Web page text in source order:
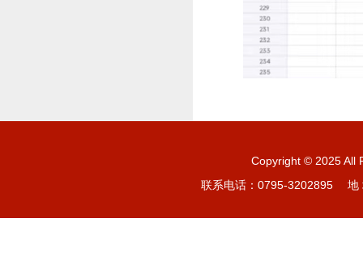
Copyright © 2025 All
联系电话：0795-3202895 地